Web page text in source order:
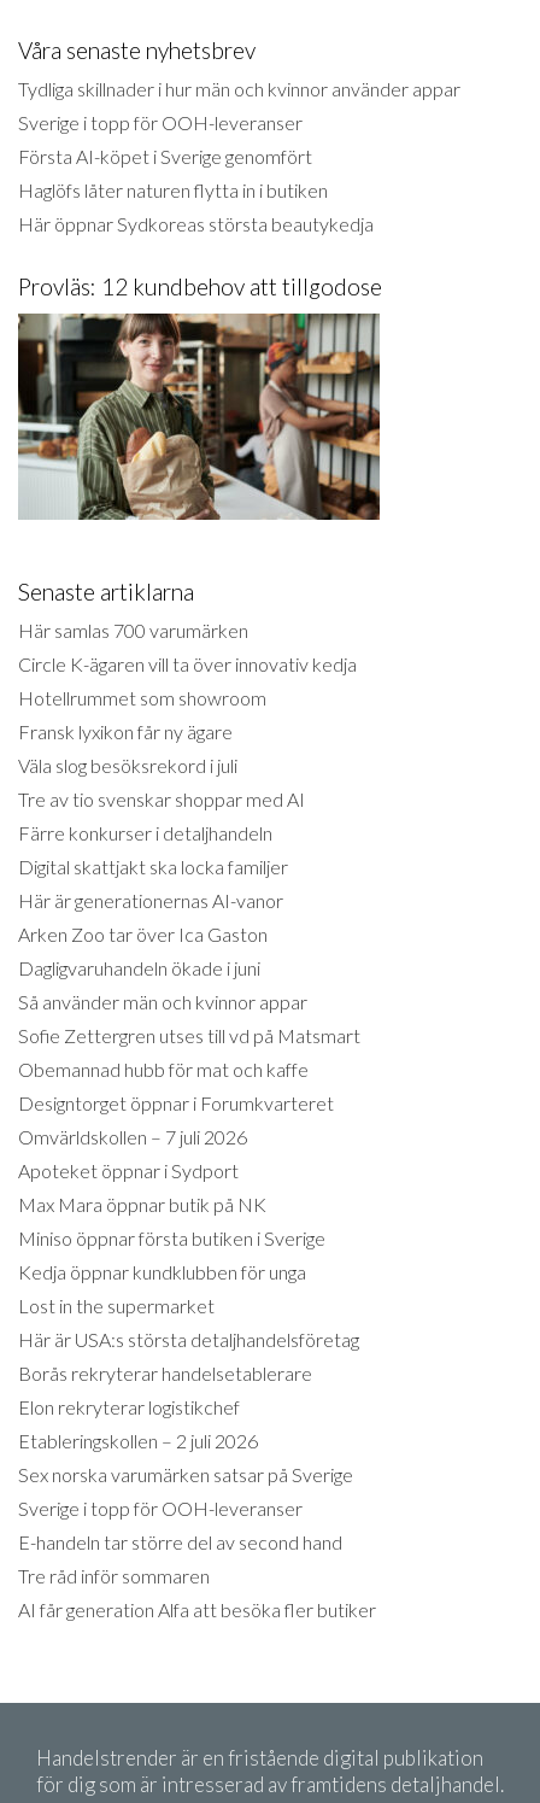
Våra senaste nyhetsbrev
Tydliga skillnader i hur män och kvinnor använder appar
Sverige i topp för OOH-leveranser
Första AI-köpet i Sverige genomfört
Haglöfs låter naturen flytta in i butiken
Här öppnar Sydkoreas största beautykedja
Provläs: 12 kundbehov att tillgodose
Senaste artiklarna
Här samlas 700 varumärken
Circle K-ägaren vill ta över innovativ kedja
Hotellrummet som showroom
Fransk lyxikon får ny ägare
Väla slog besöksrekord i juli
Tre av tio svenskar shoppar med AI
Färre konkurser i detaljhandeln
Digital skattjakt ska locka familjer
Här är generationernas AI-vanor
Arken Zoo tar över Ica Gaston
Dagligvaruhandeln ökade i juni
Så använder män och kvinnor appar
Sofie Zettergren utses till vd på Matsmart
Obemannad hubb för mat och kaffe
Designtorget öppnar i Forumkvarteret
Omvärldskollen – 7 juli 2026
Apoteket öppnar i Sydport
Max Mara öppnar butik på NK
Miniso öppnar första butiken i Sverige
Kedja öppnar kundklubben för unga
Lost in the supermarket
Här är USA:s största detaljhandelsföretag
Borås rekryterar handelsetablerare
Elon rekryterar logistikchef
Etableringskollen – 2 juli 2026
Sex norska varumärken satsar på Sverige
Sverige i topp för OOH-leveranser
E-handeln tar större del av second hand
Tre råd inför sommaren
AI får generation Alfa att besöka fler butiker
Handelstrender är en fristående digital publikation
för dig som är intresserad av framtidens detaljhandel.